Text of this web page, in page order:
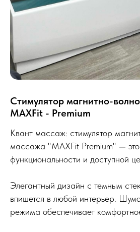
Стимулятор магнитно-
MAXFit - Premium
Квант массаж: стимулятор
массажа "MAXFit Premium" —
функциональности и доступной
Элегантный дизайн с темным
впишется в любой интерьер.
режима обеспечивает